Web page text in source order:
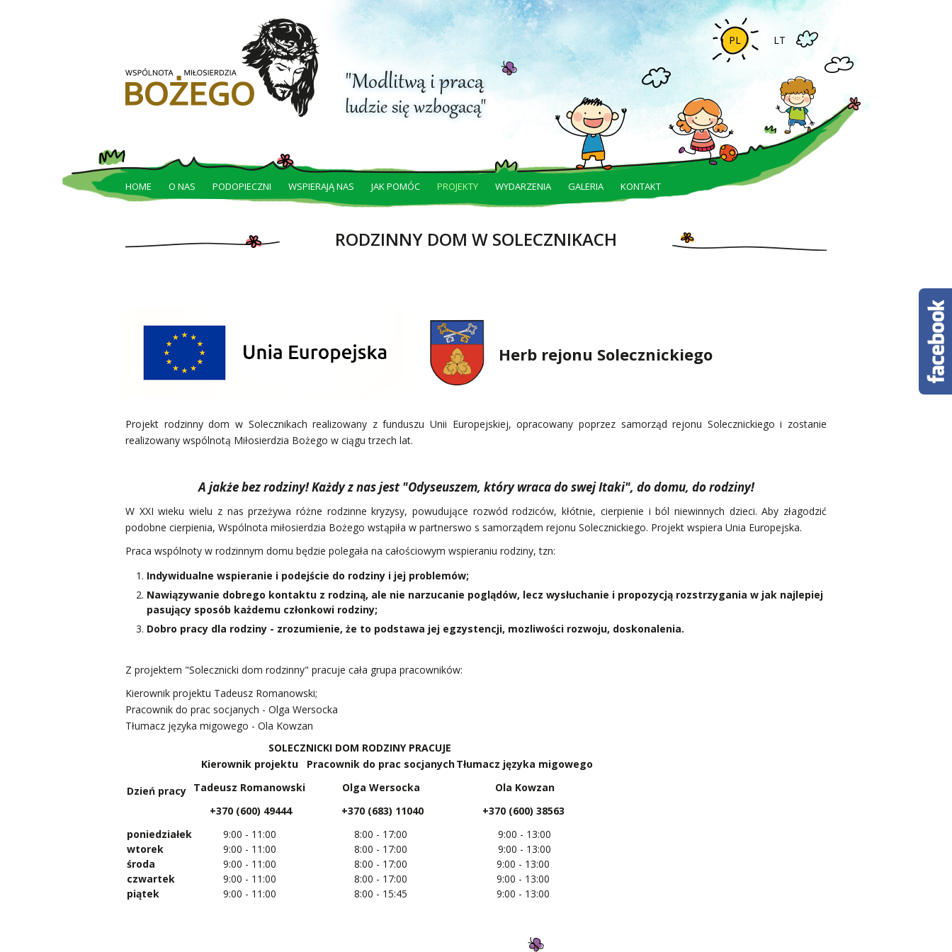
"Modlitwą i pracą
ludzie się wzbogacą"
PL LT
HOME O NAS PODOPIECZNI WSPIERAJĄ NAS JAK POMÓC PROJEKTY WYDARZENIA GALERIA KONTAKT
RODZINNY DOM W SOLECZNIKACH
Herb rejonu Solecznickiego
Projekt rodzinny dom w Solecznikach realizowany z funduszu Unii Europejskiej, opracowany poprzez samorząd rejonu Solecznickiego i zostanie
realizowany wspólnotą Miłosierdzia Bożego w ciągu trzech lat.
A jakże bez rodziny! Każdy z nas jest "Odyseuszem, który wraca do swej Itaki", do domu, do rodziny!
W XXI wieku wielu z nas przeżywa różne rodzinne kryzysy, powudujące rozwód rodziców, kłótnie, cierpienie i ból niewinnych dzieci. Aby złagodzić
podobne cierpienia, Wspólnota miłosierdzia Bożego wstąpiła w partnerswo s samorządem rejonu Solecznickiego. Projekt wspiera Unia Europejska.
Praca wspólnoty w rodzinnym domu będzie polegała na całościowym wspieraniu rodziny, tzn:
Indywidualne wspieranie i podejście do rodziny i jej problemów;
Nawiązywanie dobrego kontaktu z rodziną, ale nie narzucanie poglądów, lecz wysłuchanie i propozycją rozstrzygania w jak najlepiej
pasujący sposób każdemu członkowi rodziny;
Dobro pracy dla rodziny - zrozumienie, że to podstawa jej egzystencji, mozliwości rozwoju, doskonalenia.
Z projektem "Solecznicki dom rodzinny" pracuje cała grupa pracowników:
Kierownik projektu Tadeusz Romanowski;
Pracownik do prac socjanych - Olga Wersocka
Tłumacz języka migowego - Ola Kowzan
SOLECZNICKI DOM RODZINY PRACUJE
Dzień pracy
Kierownik projektu
Tadeusz Romanowski
+370 (600) 49444
Pracownik do prac socjanych
Olga Wersocka
+370 (683) 11040
Tłumacz języka migowego
Ola Kowzan
+370 (600) 38563
poniedziałek
9:00 - 11:00 8:00 - 17:00
9:00 - 13:00
wtorek
9:00 - 11:00 8:00 - 17:00
9:00 - 13:00
środa
9:00 - 11:00 8:00 - 17:00
9:00 - 13:00
czwartek
9:00 - 11:00 8:00 - 17:00
9:00 - 13:00
piątek
9:00 - 11:00 8:00 - 15:45 9:00 - 13:00